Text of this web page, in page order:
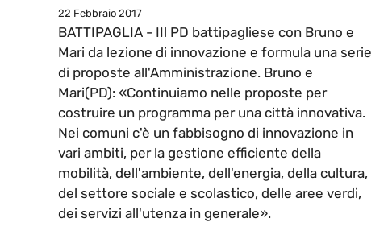
22 Febbraio 2017
BATTIPAGLIA - IIl PD battipagliese con Bruno e
Mari da lezione di innovazione e formula una serie
di proposte all'Amministrazione. Bruno e
Mari(PD): «Continuiamo nelle proposte per
costruire un programma per una città innovativa.
Nei comuni c'è un fabbisogno di innovazione in
vari ambiti, per la gestione efficiente della
mobilità, dell'ambiente, dell'energia, della cultura,
del settore sociale e scolastico, delle aree verdi,
dei servizi all'utenza in generale».